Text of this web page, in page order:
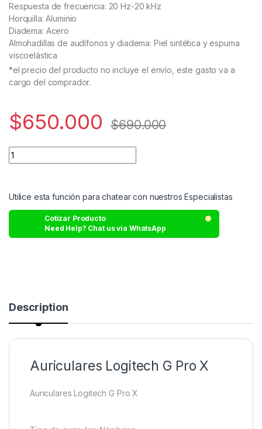
Respuesta de frecuencia: 20 Hz-20 kHz
Horquilla: Aluminio
Diadema: Acero
Almohadillas de audífonos y diadema: Piel sintética y espuma
viscoelástica
*el precio del producto no incluye el envío, este gasto va a
cargo del comprador.
$650.000 $690.000
Utilice esta función para chatear con nuestros Especialistas
Cotizar Producto
Need Help? Chat us via WhatsApp
Description
Auriculares Logitech G Pro X
Auriculares Logitech G Pro X